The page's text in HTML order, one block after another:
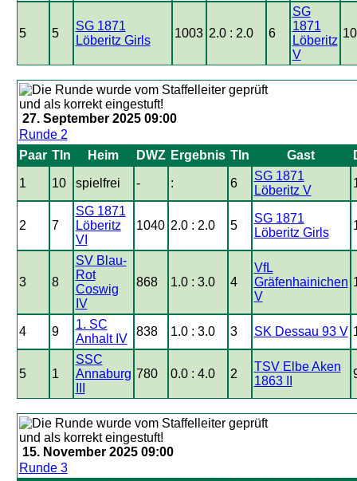
5 5
SG 1871
Löberitz Girls
1003 2.0 : 2.0 6
SG
1871
Löberitz
V
27. September 2025 09:00
Runde 2
Paar Tln Heim DWZ Ergebnis Tln Gast
1 10 spielfrei - : 6
SG 1871
Löberitz V
2 7
SG 1871
Löberitz
VI
1040 2.0 : 2.0 5
SG 1871
Löberitz Girls
3 8
SV Blau-
Rot
Coswig
IV
868 1.0 : 3.0 4
VfL
Gräfenhainichen
V
4 9
1. SC
Anhalt IV
838 1.0 : 3.0 3 SK Dessau 93 V
5 1
SSC
Annaburg 780 0.0 : 4.0 2
TSV Elbe Aken
1863 II
15. November 2025 09:00
Runde 3